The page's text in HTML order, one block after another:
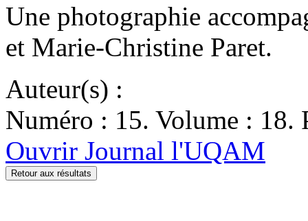
Une photographie
et Marie-Christine Paret.
Auteur(s) :
Numéro : 15. Volume : 18.
Ouvrir Journal l'UQAM
Retour aux résultats